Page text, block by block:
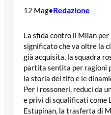
12 Mag•Redazione
La sfida contro il Milan per
significato che va oltre la
già acquisita, la squadra
partita sentita per ragioni
la storia del tifo e le
Per i rossoneri, reduci da
e privi di squalificati come
Estupinan, la trasferta di